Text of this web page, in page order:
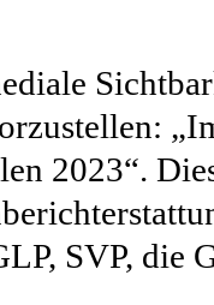
2023“.
SVP, die